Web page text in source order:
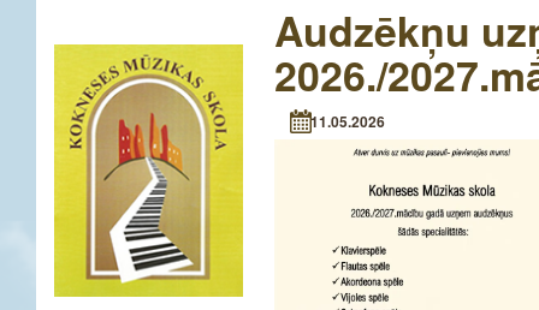
Audzēkņu
2026./
11.05.2026